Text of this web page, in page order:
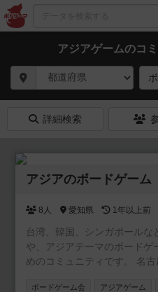
アジアゲームのコ
詳細検索
アジアのボードゲーム
8人 愛知県 1年以上前
台湾、韓国、シンガポールな
や、アジアテーマのボードゲ
めのコミュニティです。 名古屋で時々アジアゲーム会を開
ボードゲーム会 アジアゲーム